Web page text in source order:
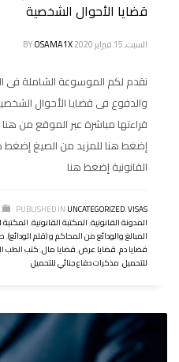
قضايا الأحوال الشخصية
السبت, 15 فبراير 2020 BYOSAMA1X
نقدم لكم الموسوعة الشاملة فى
والدفوع فى قضايا الأحوال
إضغط هنا للمزيد من الصيغ إضغط
القانونية إضغط هنا
PUBLISHED IN UNCATEGORIZED,VISAS
,
المدونة القانونية,المكتبة القانونية,المكتبة
المبالغ والودائع من المحاكم و (قلم الودائع),
قضايا دم,قضايا عرض,قضايا مال,كتب الطب
للتحميل,مذكرات دفاع جنائي للتحميل